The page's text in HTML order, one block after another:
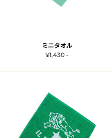
ミニタオル
¥1,430 -